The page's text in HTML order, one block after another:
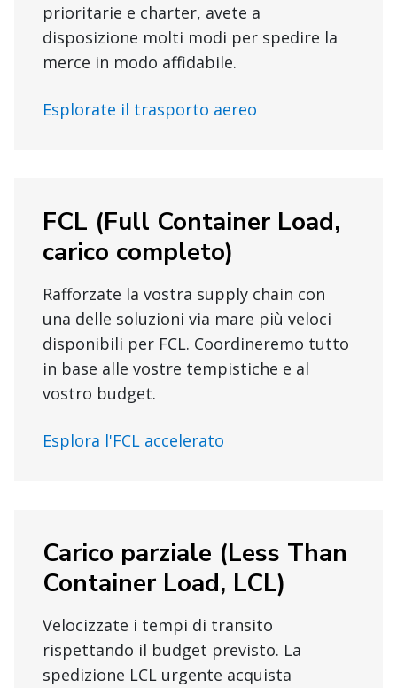
prioritarie e charter, avete a
disposizione molti modi per spedire la
merce in modo affidabile.
Esplorate il trasporto aereo
FCL (Full Container Load,
carico completo)
Rafforzate la vostra supply chain con
una delle soluzioni via mare più veloci
disponibili per FCL. Coordineremo tutto
in base alle vostre tempistiche e al
vostro budget.
Esplora l'FCL accelerato
Carico parziale (Less Than
Container Load, LCL)
Velocizzate i tempi di transito
rispettando il budget previsto. La
spedizione LCL urgente acquista